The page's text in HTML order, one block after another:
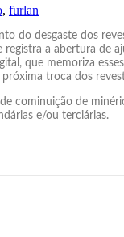
, furlan
do desgaste dos
registra a abertura de
que memoriza
troca dos
cominuição de
e/ou terciárias.